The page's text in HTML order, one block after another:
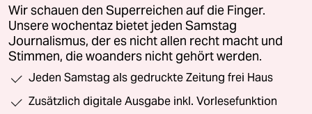
Wir schauen den Superreichen auf die Finger.
Unsere wochentaz bietet jeden Samstag
Journalismus, der es nicht allen recht macht und
Stimmen, die woanders nicht gehört werden.
Jeden Samstag als gedruckte Zeitung frei Haus
Zusätzlich digitale Ausgabe inkl. Vorlesefunktion